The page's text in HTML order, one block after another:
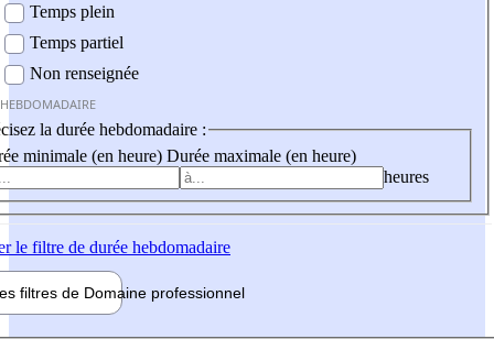
Temps plein
Temps partiel
Non renseignée
la durée hebdomadaire :
minimale (en heure) Durée maximale (en heure)
heures
le filtre de durée hebdomadaire
filtres de Domaine professionnel